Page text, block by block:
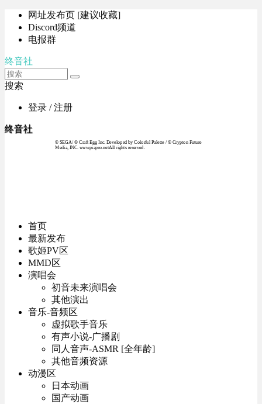
网址发布页 [建议收藏]
Discord频道
电报群
终音社
搜索
登录 / 注册
终音社
© SEGA / © Craft Egg Inc. Developed by Colorful Palette / © Crypton Future
Media, INC. www.piapro.netAll rights reserved.
首页
最新发布
歌姬PV区
MMD区
演唱会
初音未来演唱会
其他演出
音乐-音频区
虚拟歌手音乐
有声小说-广播剧
同人音声-ASMR [全年龄]
其他音频资源
动漫区
日本动画
国产动画